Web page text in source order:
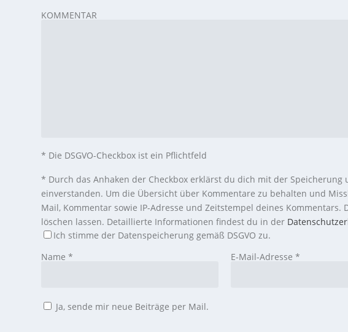
KOMMENTAR
* Die DSGVO-Checkbox ist ein Pflichtfeld
* Durch das Anhaken der Checkbox erklärst du dich mit der
einverstanden. Um die Übersicht über Kommentare zu behalten und
Mail, Kommentar sowie IP-Adresse und Zeitstempel deines
löschen lassen. Detaillierte Informationen findest du in der
Ich stimme der Datenspeicherung gemäß DSGVO zu.
Name* E-Mail-Adresse *
Ja, sende mir neue Beiträge per Mail.